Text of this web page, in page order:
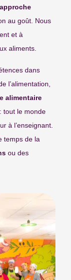
approche
au goût. Nous
et à
aliments.
dans
l’alimentation,
alimentaire
tout le monde
à l’enseignant.
temps de la
ou des